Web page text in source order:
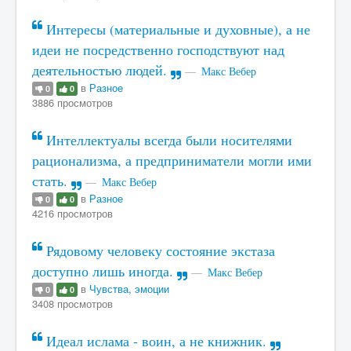
Интересы (материальные и духовные), а не
идеи не посредственно господствуют над
деятельностью людей.
Макс Вебер
0 0 в Разное
3886 просмотров
Интеллектуалы всегда были носителями
рационализма, а предприниматели могли ими
стать.
Макс Вебер
0 0 в Разное
4216 просмотров
Рядовому человеку состояние экстаза
доступно лишь иногда.
Макс Вебер
0 0 в Чувства, эмоции
3408 просмотров
Идеал ислама - воин, а не книжник.